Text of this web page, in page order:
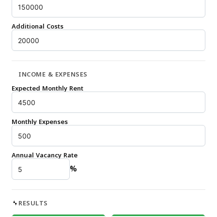
Additional Costs
INCOME & EXPENSES
Expected Monthly Rent
Monthly Expenses
Annual Vacancy Rate
%
RESULTS